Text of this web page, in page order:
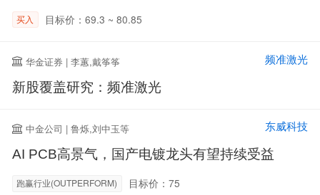
买入 目标价：69.3 ~ 80.85
华金证券 | 李蕙,戴筝筝 频准激光
新股覆盖研究：频准激光
中金公司 | 鲁烁,刘中玉等 东威科技
AI PCB高景气，国产电镀龙头有望持续受益
跑赢行业(OUTPERFORM) 目标价：75